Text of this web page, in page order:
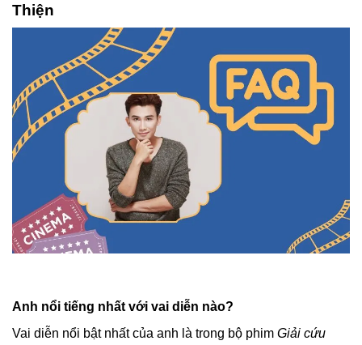
Thiện
Anh nổi tiếng nhất với vai diễn nào?
Vai diễn nổi bật nhất của anh là trong bộ phim Giải cứu